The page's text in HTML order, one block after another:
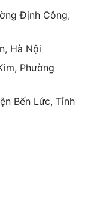
Định Công,
Hà Nội
Phường
Bến Lức, Tỉnh